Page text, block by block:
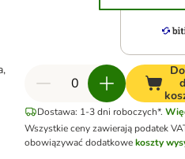
Dostawa: 1-3 dni roboczych*.
Wszystkie ceny zawierają podatek
obowiązywać dodatkowekoszty